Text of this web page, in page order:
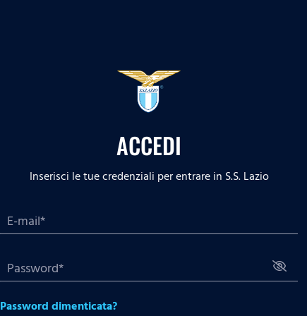
ACCEDI
Inserisci le tue credenziali per entrare in S.S. Lazio
Password dimenticata?